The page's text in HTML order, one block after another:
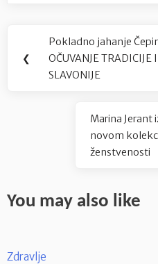
objava
❮
Previous
Post:
Pokladno jahanje
OČUVANJE TRADICIJE
SLAVONIJE
Next
Post:
Marina Jerant
novom
ženstvenosti
You may also like
Zdravlje